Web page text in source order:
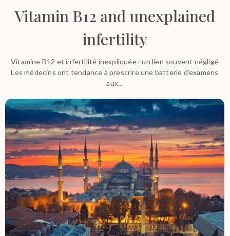
Vitamin B12 and unexplained
infertility
Vitamine B12 et infertilité inexpliquée : un lien souvent négligé
Les médecins ont tendance à prescrire une batterie d’examens
aux...